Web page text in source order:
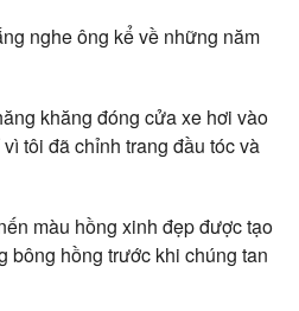
nghe ông kể về những năm
khăng đóng cửa xe hơi vào
tôi đã chỉnh trang đầu tóc và
màu hồng xinh đẹp được tạo
bông hồng trước khi chúng tan